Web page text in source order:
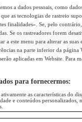
a dados pessoais, como
as tecnologias de rastreio
finalidades». Se, pelo
Se os rastreadores forem
a este menu para alterar as
na parte inferior da
aplicadas em Website. Para
para fornecermos:
as características do
e conteúdos personalizados,